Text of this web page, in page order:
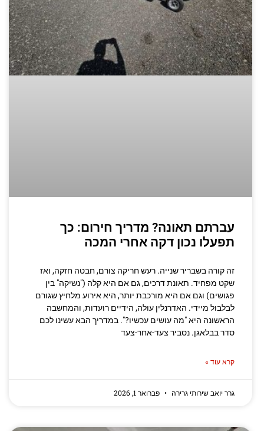
עברתם תאונה? מדריך חירום: כך
תפעלו נכון דקה אחרי המכה
זה קורה בשבריר שנייה. רעש חריקה צורם, חבטה חזקה, ואז
שקט מפחיד. תאונת דרכים, גם אם היא קלה ("נשיקה" בין
פגושים) וגם אם היא מורכבת יותר, היא אירוע מלחיץ שגורם
לבלבול מיידי. האדרנלין עולה, הידיים רועדות, והמחשבה
הראשונה היא "מה עושים עכשיו?". במדריך הבא עשינו לכם
סדר בבלאגן. נסביר צעד-אחר-צעד
קרא עוד »
גרר יואב שירותי גרירה פברואר 1, 2026